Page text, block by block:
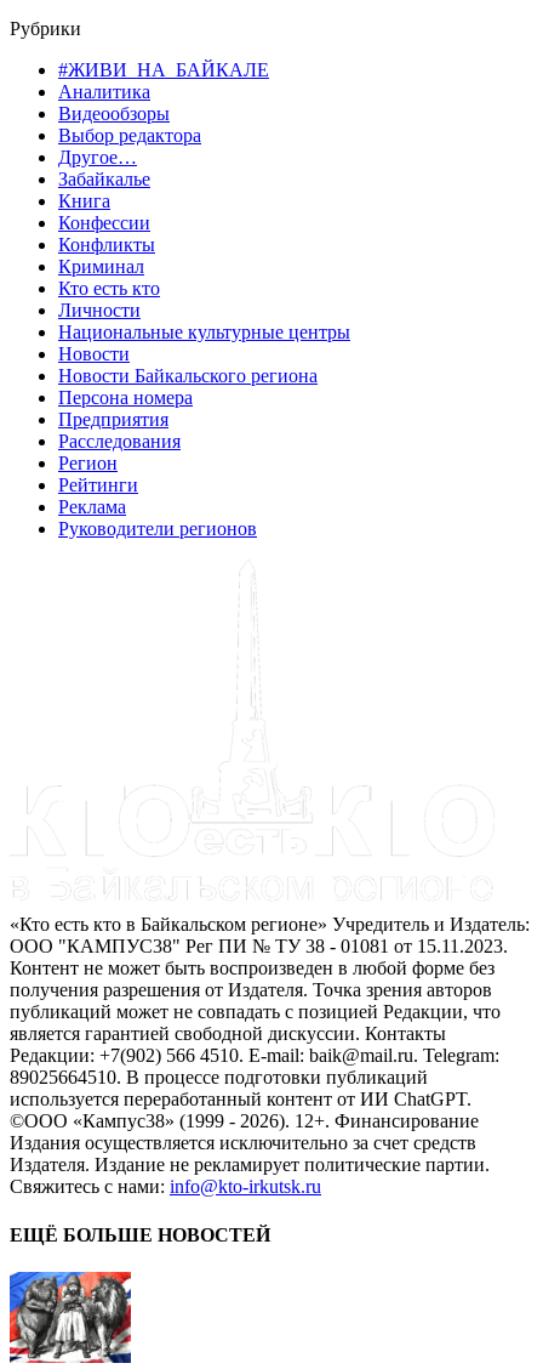
Рубрики
#ЖИВИ_НА_БАЙКАЛЕ
Аналитика
Видеообзоры
Выбор редактора
Другое…
Забайкалье
Книга
Конфессии
Конфликты
Криминал
Кто есть кто
Личности
Национальные культурные центры
Новости
Новости Байкальского региона
Персона номера
Предприятия
Расследования
Регион
Рейтинги
Реклама
Руководители регионов
«Кто есть кто в Байкальском регионе» Учредитель и Издатель:
ООО "КАМПУС38" Рег ПИ № ТУ 38 - 01081 от 15.11.2023.
Контент не может быть воспроизведен в любой форме без
получения разрешения от Издателя. Точка зрения авторов
публикаций может не совпадать с позицией Редакции, что
является гарантией свободной дискуссии. Контакты
Редакции: +7(902) 566 4510. E-mail: baik@mail.ru. Telegram:
89025664510. В процессе подготовки публикаций
используется переработанный контент от ИИ ChatGPT.
©ООО «Кампус38» (1999 - 2026). 12+. Финансирование
Издания осуществляется исключительно за счет средств
Издателя. Издание не рекламирует политические партии.
Свяжитесь с нами: info@kto-irkutsk.ru
ЕЩЁ БОЛЬШЕ НОВОСТЕЙ